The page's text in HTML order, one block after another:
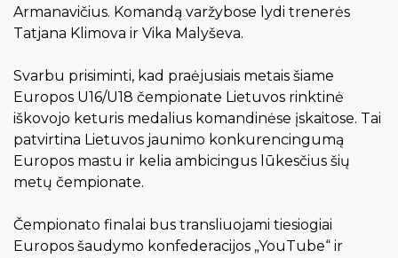
Armanavičius. Komandą varžybose lydi trenerės
Tatjana Klimova ir Vika Malyševa.
Svarbu prisiminti, kad praėjusiais metais šiame
Europos U16/U18 čempionate Lietuvos rinktinė
iškovojo keturis medalius komandinėse įskaitose. Tai
patvirtina Lietuvos jaunimo konkurencingumą
Europos mastu ir kelia ambicingus lūkesčius šių
metų čempionate.
Čempionato finalai bus transliuojami tiesiogiai
Europos šaudymo konfederacijos „YouTube“ ir